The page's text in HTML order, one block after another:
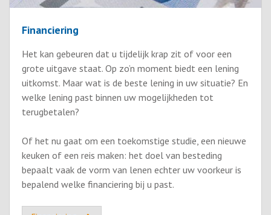
Financiering
Het kan gebeuren dat u tijdelijk krap zit of voor een
grote uitgave staat. Op zo’n moment biedt een lening
uitkomst. Maar wat is de beste lening in uw situatie? En
welke lening past binnen uw mogelijkheden tot
terugbetalen?
Of het nu gaat om een toekomstige studie, een nieuwe
keuken of een reis maken: het doel van besteding
bepaalt vaak de vorm van lenen echter uw voorkeur is
bepalend welke financiering bij u past.